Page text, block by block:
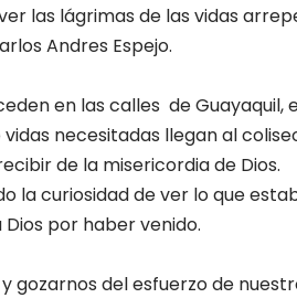
las lágrimas de las vidas
Andres Espejo.
en las calles de Guayaquil,
necesitadas llegan al
de la misericordia de Dios.
la curiosidad de ver lo que
por haber venido.
gozarnos del esfuerzo de